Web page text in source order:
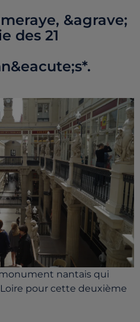
&agrave;
des 21
nantais qui
pour cette deuxième